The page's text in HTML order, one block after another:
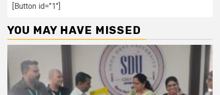
[Button id="1"]
YOU MAY HAVE MISSED